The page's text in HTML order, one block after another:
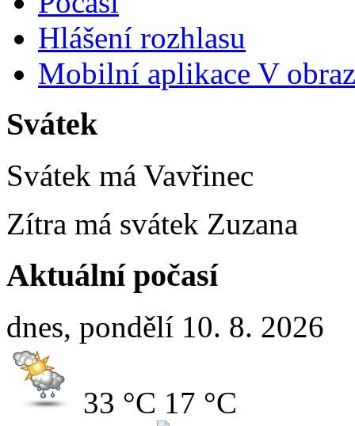
Hlášení rozhlasu
Mobilní aplikace V
Svátek
Svátek má Vavřinec
Zítra má svátek Zuzana
Aktuální počasí
dnes, pondělí 10. 8. 2026
33 °C 17 °C